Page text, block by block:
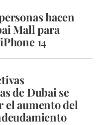
hacen
Mall para
14
de Dubai se
el aumento del